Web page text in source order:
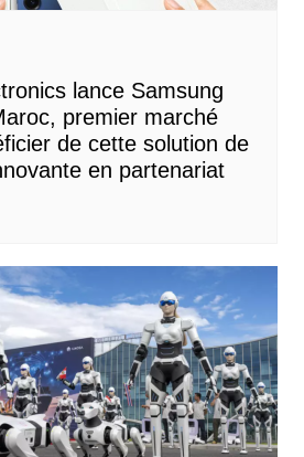
lance Samsung
premier marché
de cette solution de
en partenariat